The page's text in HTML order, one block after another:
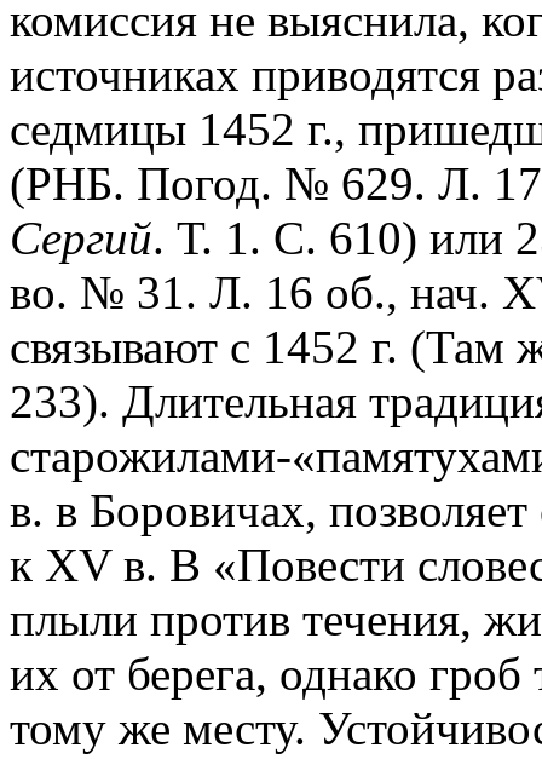
комиссия не выяснила,
источниках приводятся
седмицы 1452 г.,
(РНБ. Погод. № 629. Л.
Сергий. Т. 1. С. 610) или
во. № 31. Л. 16 об., нач.
связывают с 1452 г. (Там
233). Длительная
старожилами-
в. в Боровичах,
к XV в. В «Повести
плыли против течения,
их от берега, однако
тому же месту.